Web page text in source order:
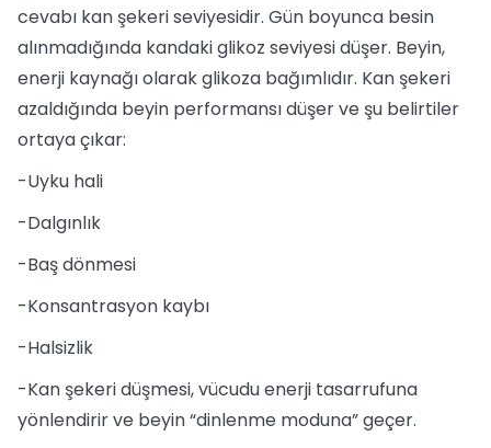
cevabı kan şekeri seviyesidir. Gün boyunca besin
alınmadığında kandaki glikoz seviyesi düşer. Beyin,
enerji kaynağı olarak glikoza bağımlıdır. Kan şekeri
azaldığında beyin performansı düşer ve şu belirtiler
ortaya çıkar:
-Uyku hali
-Dalgınlık
-Baş dönmesi
-Konsantrasyon kaybı
-Halsizlik
-Kan şekeri düşmesi, vücudu enerji tasarrufuna
yönlendirir ve beyin “dinlenme moduna” geçer.